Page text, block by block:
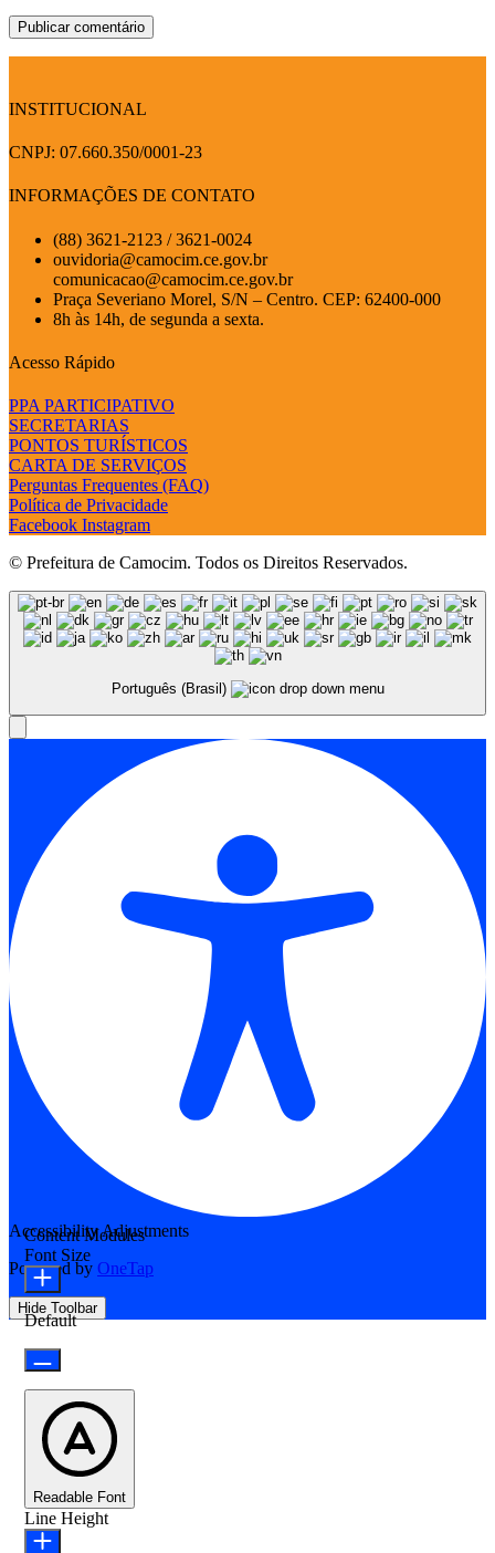
INSTITUCIONAL
CNPJ: 07.660.350/0001-23
INFORMAÇÕES DE CONTATO
(88) 3621-2123 / 3621-0024
ouvidoria@camocim.ce.gov.br
comunicacao@camocim.ce.gov.br
Praça Severiano Morel, S/N – Centro. CEP: 62400-000
8h às 14h, de segunda a sexta.
Acesso Rápido
PPA PARTICIPATIVO
SECRETARIAS
PONTOS TURÍSTICOS
CARTA DE SERVIÇOS
Perguntas Frequentes (FAQ)
Política de Privacidade
Facebook Instagram
© Prefeitura de Camocim. Todos os Direitos Reservados.
Português (Brasil)
Accessibility Adjustments
Powered by OneTap
Hide Toolbar
Content Modules
Font Size
Default
Readable Font
Line Height